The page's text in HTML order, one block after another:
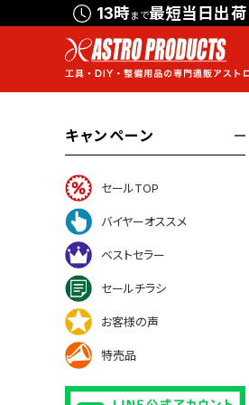
13時まで最短当日出荷
キャンペーン
セールTOP
バイヤーオススメ
ベストセラー
セールチラシ
お客様の声
特売品